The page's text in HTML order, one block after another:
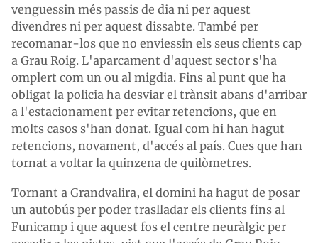
venguessin més passis de dia ni per aquest
divendres ni per aquest dissabte. També per
recomanar-los que no enviessin els seus clients cap
a Grau Roig. L'aparcament d'aquest sector s'ha
omplert com un ou al migdia. Fins al punt que ha
obligat la policia ha desviar el trànsit abans d'arribar
a l'estacionament per evitar retencions, que en
molts casos s'han donat. Igual com hi han hagut
retencions, novament, d'accés al país. Cues que han
tornat a voltar la quinzena de quilòmetres.
Tornant a Grandvalira, el domini ha hagut de posar
un autobús per poder traslladar els clients fins al
Funicamp i que aquest fos el centre neuràlgic per